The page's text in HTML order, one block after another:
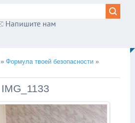
Напишите нам
» Формула твоей безопасности »
IMG_1133